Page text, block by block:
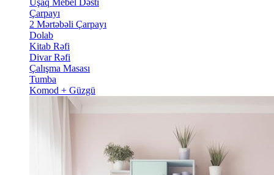
Uşaq Mebel Dəsti
Çarpayı
2 Mərtəbəli Çarpayı
Dolab
Kitab Rəfi
Divar Rəfi
Çalışma Masası
Tumba
Komod + Güzgü